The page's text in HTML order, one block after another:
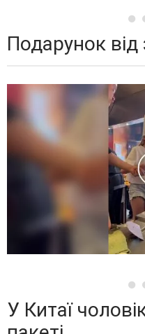
Подарунок від
У Китаї